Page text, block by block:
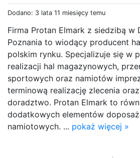
Dodano: 3 lata 11 miesięcy temu
Firma Protan Elmark z siedzibą w
Poznania to wiodący producent
polskim rynku. Specjalizuje się w
realizacji hal magazynowych,
sportowych oraz namiotów
terminową realizację zlecenia
doradztwo. Protan Elmark to
dodatkowych elementów
namiotowych. ... pokaż więcej »